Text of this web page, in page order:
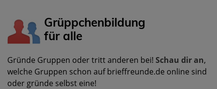
Grüppchenbildung
für alle
Gründe Gruppen oder tritt anderen bei! Schau dir an,
welche Gruppen schon auf brieffreunde.de online sind
oder gründe selbst eine!